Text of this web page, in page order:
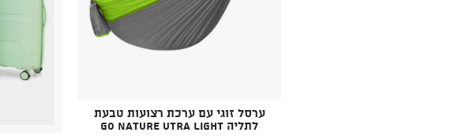
ערסל זוגי עם ערכת רצועות טבעת
לתליה GO NATURE UTRA LIGHT